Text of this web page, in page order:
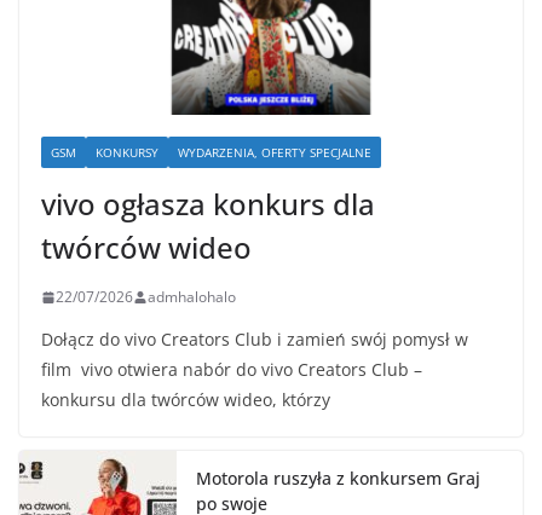
GSM KONKURSY WYDARZENIA, OFERTY SPECJALNE
vivo ogłasza konkurs dla
twórców wideo
22/07/2026 admhalohalo
Dołącz do vivo Creators Club i zamień swój pomysł w
film vivo otwiera nabór do vivo Creators Club –
konkursu dla twórców wideo, którzy
Motorola ruszyła z konkursem Graj
po swoje